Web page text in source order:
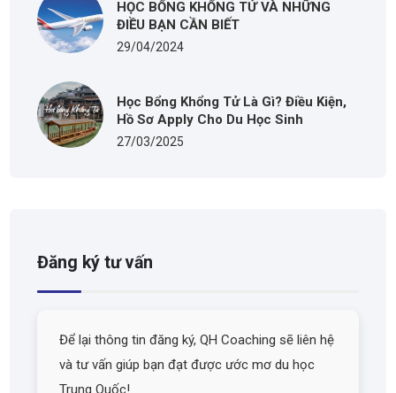
HỌC BỔNG KHỔNG TỬ VÀ NHỮNG
ĐIỀU BẠN CẦN BIẾT
29/04/2024
Học Bổng Khổng Tử Là Gì? Điều Kiện,
Hồ Sơ Apply Cho Du Học Sinh
27/03/2025
Đăng ký tư vấn
Để lại thông tin đăng ký, QH Coaching sẽ liên hệ
và tư vấn giúp bạn đạt được ước mơ du học
Trung Quốc!